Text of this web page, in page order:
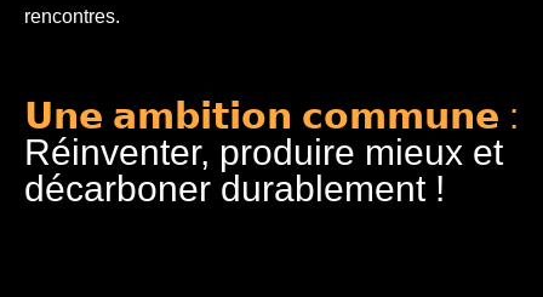
rencontres.
𝗨𝗻𝗲 𝗮𝗺𝗯𝗶𝘁𝗶𝗼𝗻 𝗰𝗼𝗺𝗺𝘂𝗻𝗲 :
Réinventer, produire mieux et
décarboner durablement !